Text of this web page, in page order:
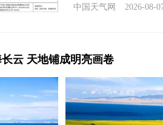
中国天气网 2026-08-
云 天地铺成明亮画卷